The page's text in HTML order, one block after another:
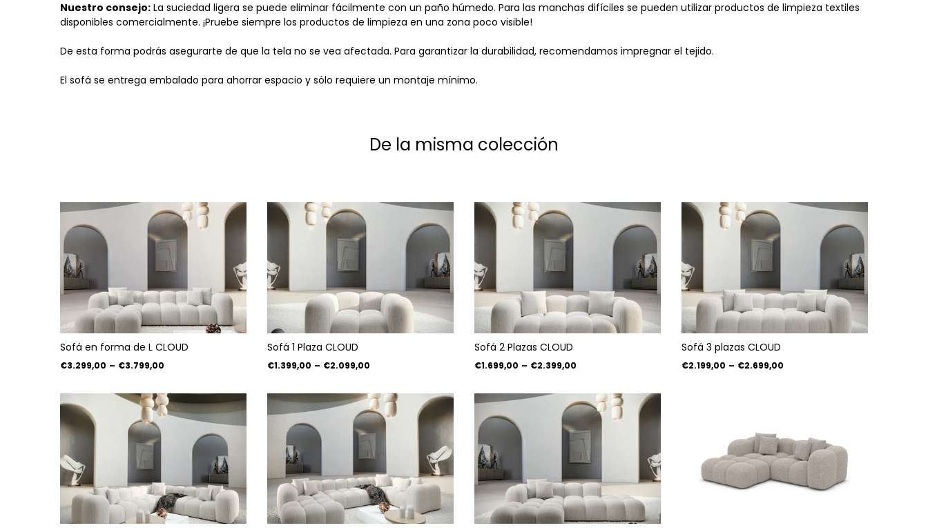
Nuestro consejo: La suciedad ligera se puede eliminar fácilmente con un paño húmedo. Para las manchas difíciles se pueden utilizar productos de limpieza textiles
disponibles comercialmente. ¡Pruebe siempre los productos de limpieza en una zona poco visible!
De esta forma podrás asegurarte de que la tela no se vea afectada. Para garantizar la durabilidad, recomendamos impregnar el tejido.
El sofá se entrega embalado para ahorrar espacio y sólo requiere un montaje mínimo.
De la misma colección
Sofá en forma de L CLOUD
€3.299,00 – €3.799,00
Sofá 1 Plaza CLOUD
€1.399,00 – €2.099,00
Sofá 2 Plazas CLOUD
€1.699,00 – €2.399,00
Sofá 3 plazas CLOUD
€2.199,00 – €2.699,00